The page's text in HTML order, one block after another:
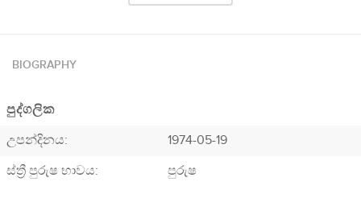
BIOGRAPHY
පුද්ගලික
උපන්දිනය:
1974-05-19
ස්ත්‍රී පුරුෂ භාවය:
පුරුෂ